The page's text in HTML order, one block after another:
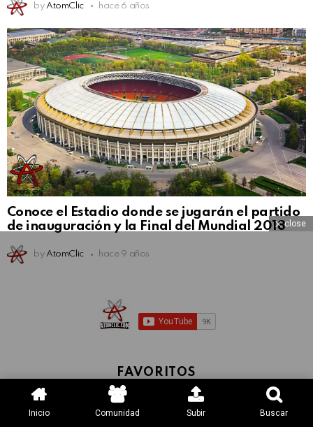
by AtomClic hace 6 años
Conoce el Estadio donde se jugarán el partido
de inauguración y la Final del Mundial 2018
by AtomClic hace 9 años
FAVORITOS
close
Inicio Comunidad Subir Buscar